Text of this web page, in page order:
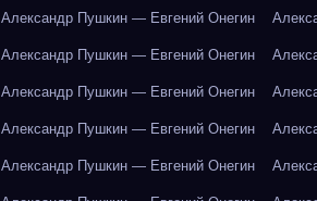
Александр Пушкин — Евгений Онегин
Александр Пушкин — Евгений Онегин
Александр Пушкин — Евгений Онегин
Александр Пушкин — Евгений Онегин
Александр Пушкин — Евгений Онегин